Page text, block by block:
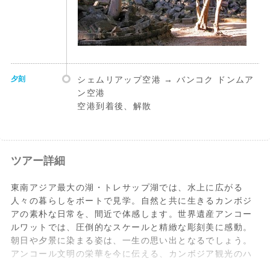
夕刻
シェムリアップ空港 → バンコク ドンムア
ン空港
空港到着後、解散
ツアー詳細
東南アジア最大の湖・トレサップ湖では、水上に広がる
人々の暮らしをボートで見学。自然と共に生きるカンボジ
アの素朴な日常を、間近で体感します。世界遺産アンコー
ルワットでは、圧倒的なスケールと精緻な彫刻美に感動。
朝日や夕景に染まる姿は、一生の思い出となるでしょう。
アンコール文明の栄華を今に伝える、カンボジア観光のハ